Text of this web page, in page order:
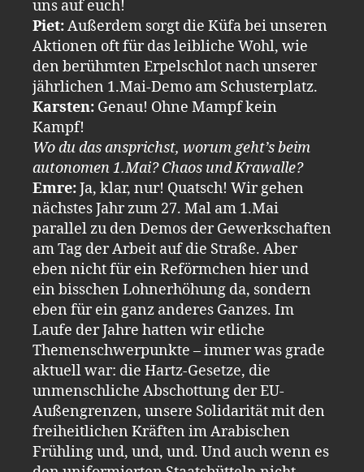
uns auf euch!
Piet:Außerdem sorgt die Küfa bei unseren
Aktionen oft für das leibliche Wohl, wie
den berühmten Erpelschlot nach unserer
jährlichen 1.Mai-Demo am Schusterplatz.
Karsten: Genau! Ohne Mampf kein
Kampf!
Wo du das ansprichst, worum geht’s beim
autonomen 1.Mai? Chaos und Krawalle?
Emre:Ja, klar, nur! Quatsch! Wir gehen
nächstes Jahr zum 27. Mal am 1.Mai
parallel zu den Demos der Gewerkschaften
am Tag der Arbeit auf die Straße. Aber
eben nicht für ein Reförmchen hier und
ein bisschen Lohnerhöhung da, sondern
eben für ein ganz anderes Ganzes. Im
Laufe der Jahre hatten wir etliche
Themenschwerpunkte – immer was grade
aktuell war: die Hartz-Gesetze, die
unmenschliche Abschottung der EU-
Außengrenzen, unsere Solidarität mit den
freiheitlichen Kräften im Arabischen
Frühling und, und, und. Und auch wenn es